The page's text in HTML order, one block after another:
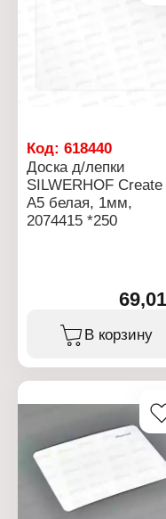
Код: 618440
Доска д/лепки
SILWERHOF Сreate
А5 белая, 1мм,
2074415 *250
В корзину